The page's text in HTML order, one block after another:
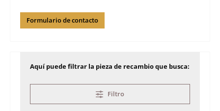
Formulario de contacto
Aquí puede filtrar la pieza de recambio que busca:
Filtro